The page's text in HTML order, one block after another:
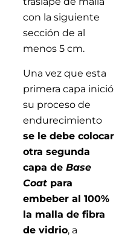
con la siguiente
sección de al
menos 5 cm.
Una vez que esta
primera capa inició
su proceso de
endurecimiento
se le debe colocar
otra segunda
capa de Base
Coatpara
embeber al 100%
la malla de fibra
de vidrio, a